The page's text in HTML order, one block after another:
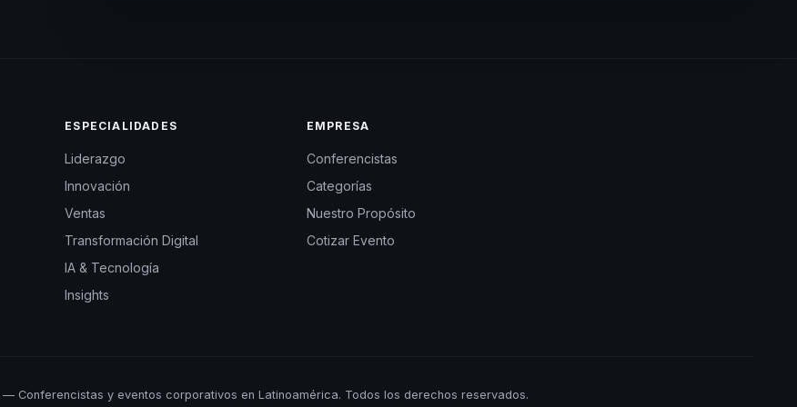
ESPECIALIDADES
Liderazgo
Innovación
Ventas
Transformación Digital
IA & Tecnología
Insights
EMPRESA
Conferencistas
Categorías
Nuestro Propósito
Cotizar Evento
Conferencistas y eventos corporativos en Latinoamérica. Todos los derechos reservados.